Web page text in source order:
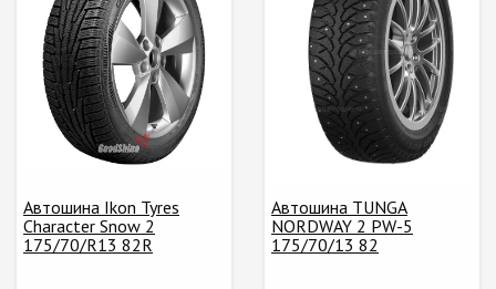
Автошина Ikon Tyres
Character Snow 2
175/70/R13 82R
Автошина TUNGA
NORDWAY 2 PW-5
175/70/13 82